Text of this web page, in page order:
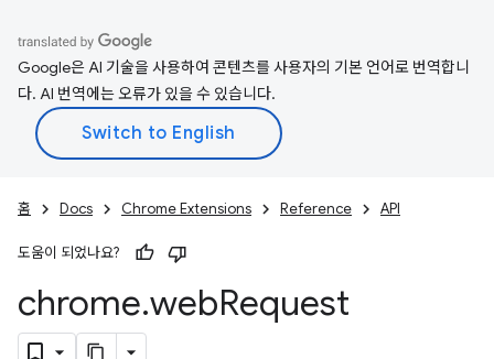
Google은 AI 기술을 사용하여 콘텐츠를 사용자의 기본 언어로 번역합니
다. AI 번역에는 오류가 있을 수 있습니다.
홈 Docs Chrome Extensions Reference API
도움이 되었나요?
chrome.webRequest